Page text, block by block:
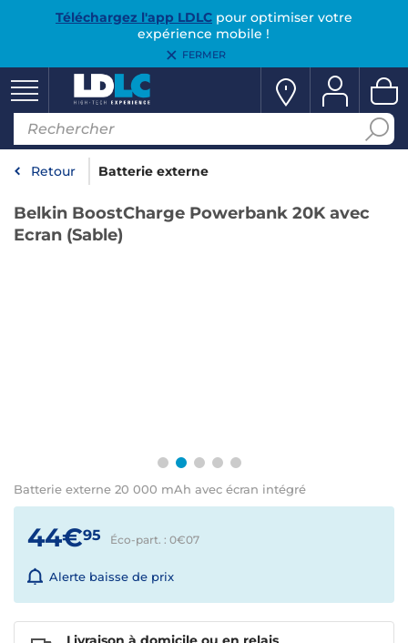
Téléchargez l'app LDLCpour optimiser votre
expérience mobile !
FERMER
Retour Batterie externe
Belkin BoostCharge Powerbank 20K avec
Ecran (Sable)
Batterie externe 20 000 mAh avec écran intégré
44€95 Éco-part. : 0€07
Alerte baisse de prix